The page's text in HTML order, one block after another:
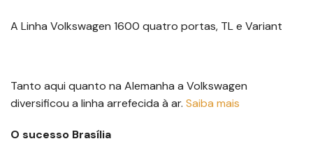
A Linha Volkswagen 1600 quatro portas, TL e Variant
Tanto aqui quanto na Alemanha a Volkswagen
diversificou a linha arrefecida à ar. Saiba mais
O sucesso Brasília